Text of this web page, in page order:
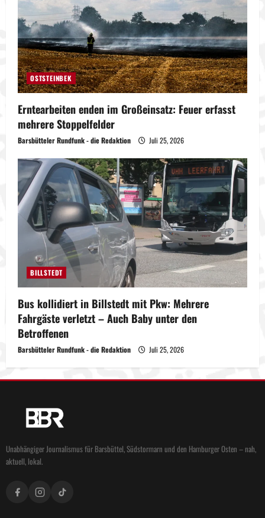
OSTSTEINBEK
Erntearbeiten enden im Großeinsatz: Feuer erfasst
mehrere Stoppelfelder
Barsbütteler Rundfunk - die Redaktion Juli 25, 2026
BILLSTEDT
Bus kollidiert in Billstedt mit Pkw: Mehrere
Fahrgäste verletzt – Auch Baby unter den
Betroffenen
Barsbütteler Rundfunk - die Redaktion Juli 25, 2026
Unabhängiger Journalismus für Barsbüttel, Südstormarn und den Hamburger Osten – nah,
aktuell, lokal.